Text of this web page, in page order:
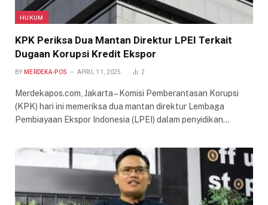
HUKUM
KPK Periksa Dua Mantan Direktur LPEI Terkait
Dugaan Korupsi Kredit Ekspor
BY MERDEKA-POS APRIL 11, 2025 2
Merdekapos.com, Jakarta – Komisi Pemberantasan Korupsi
(KPK) hari ini memeriksa dua mantan direktur Lembaga
Pembiayaan Ekspor Indonesia (LPEI) dalam penyidikan…